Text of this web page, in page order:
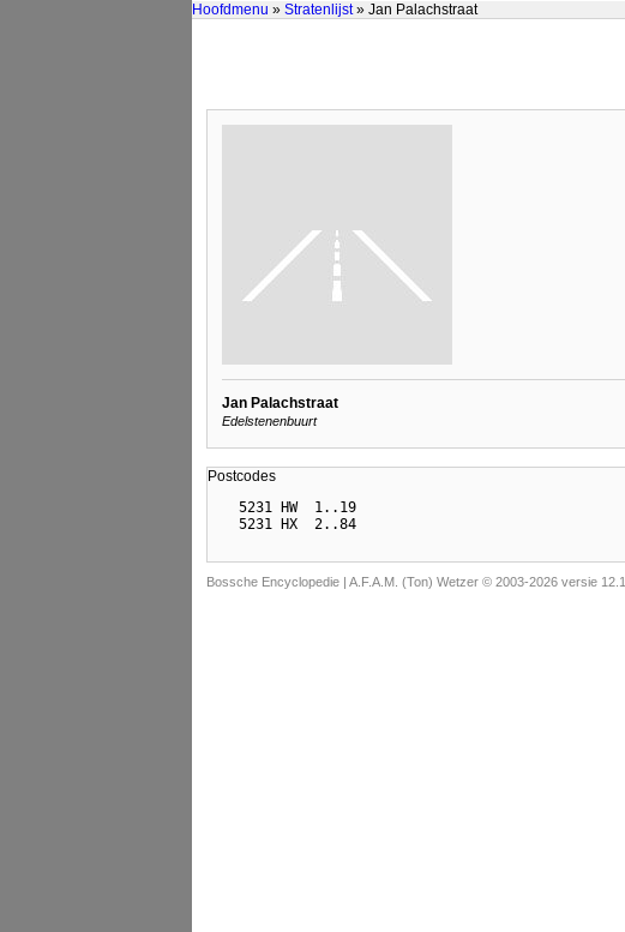
Hoofdmenu » Stratenlijst» Jan Palachstraat
Jan Palachstraat
Edelstenenbuurt
Postcodes
  5231 HW  1..19
Bossche Encyclopedie | A.F.A.M. (Ton) Wetzer © 2003-2026 versie 12.1